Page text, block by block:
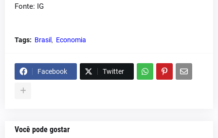
Fonte: IG
Tags: Brasil Economia
Facebook Twitter
Você pode gostar